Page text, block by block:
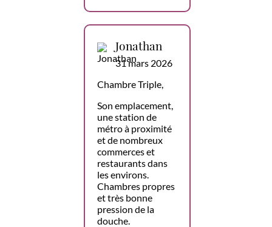
Jonathan
31 mars 2026
Chambre Triple,
Son emplacement,
une station de
métro à proximité
et de nombreux
commerces et
restaurants dans
les environs.
Chambres propres
et très bonne
pression de la
douche.